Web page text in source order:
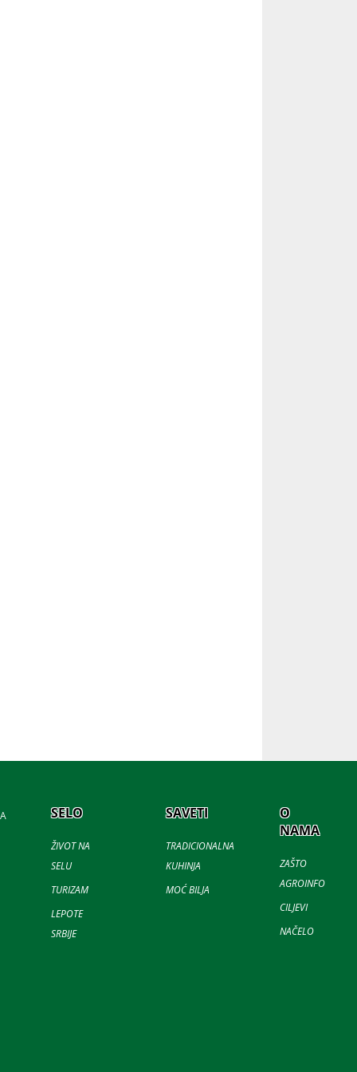
SELO
ŽIVOT NA
SELU
TURIZAM
LEPOTE
SRBIJE
SAVETI
TRADICIONALNA
KUHINJA
MOĆ BILJA
O
NAMA
ZAŠTO
AGROINFO
CILJEVI
NAČELO